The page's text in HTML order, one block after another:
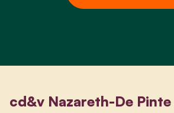
cd&v Nazareth-De Pinte